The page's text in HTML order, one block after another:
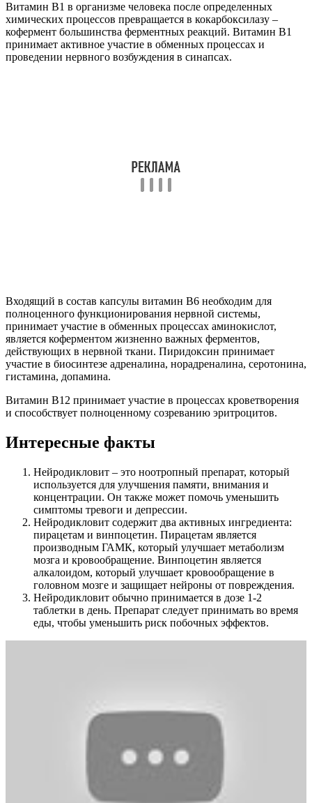
Витамин В1 в организме человека после определенных
химических процессов превращается в кокарбоксилазу –
кофермент большинства ферментных реакций. Витамин В1
принимает активное участие в обменных процессах и
проведении нервного возбуждения в синапсах.
Входящий в состав капсулы витамин В6 необходим для
полноценного функционирования нервной системы,
принимает участие в обменных процессах аминокислот,
является коферментом жизненно важных ферментов,
действующих в нервной ткани. Пиридоксин принимает
участие в биосинтезе адреналина, норадреналина, серотонина,
гистамина, допамина.
Витамин В12 принимает участие в процессах кроветворения
и способствует полноценному созреванию эритроцитов.
Интересные факты
Нейродикловит – это ноотропный препарат, который
используется для улучшения памяти, внимания и
концентрации. Он также может помочь уменьшить
симптомы тревоги и депрессии.
Нейродикловит содержит два активных ингредиента:
пирацетам и винпоцетин. Пирацетам является
производным ГАМК, который улучшает метаболизм
мозга и кровообращение. Винпоцетин является
алкалоидом, который улучшает кровообращение в
головном мозге и защищает нейроны от повреждения.
Нейродикловит обычно принимается в дозе 1-2
таблетки в день. Препарат следует принимать во время
еды, чтобы уменьшить риск побочных эффектов.